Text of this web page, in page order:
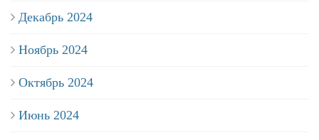
Декабрь 2024
Ноябрь 2024
Октябрь 2024
Июнь 2024